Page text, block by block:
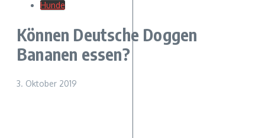
Hunde
Können Deutsche Doggen
Bananen essen?
3. Oktober 2019